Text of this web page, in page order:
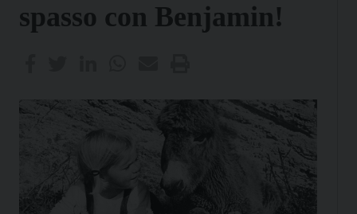
spasso con Benjamin!